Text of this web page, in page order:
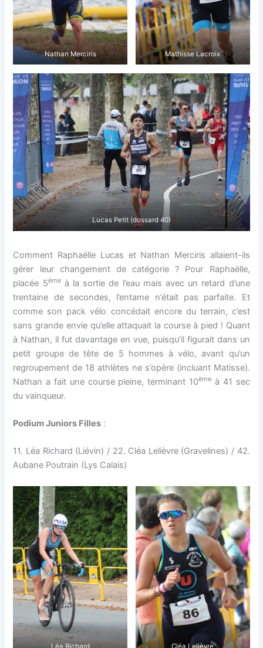
Nathan Merciris Mathisse Lacroix
Lucas Petit (dossard 40)
Comment Raphaëlle Lucas et Nathan Merciris allaient-ils
gérer leur changement de catégorie ? Pour Raphaëlle,
placée 5èmeà la sortie de l’eau mais avec un retard d’une
trentaine de secondes, l’entame n’était pas parfaite. Et
comme son pack vélo concédait encore du terrain, c’est
sans grande envie qu’elle attaquait la course à pied ! Quant
à Nathan, il fut davantage en vue, puisqu’il figurait dans un
petit groupe de tête de 5 hommes à vélo, avant qu’un
regroupement de 18 athlètes ne s’opère (incluant Matisse).
Nathan a fait une course pleine, terminant 10ème à 41 sec
du vainqueur.
Podium Juniors Filles :
11. Léa Richard (Liévin) / 22. Cléa Lelièvre (Gravelines) / 42.
Aubane Poutrain (Lys Calais)
Léa Richard Cléa Lelièvre